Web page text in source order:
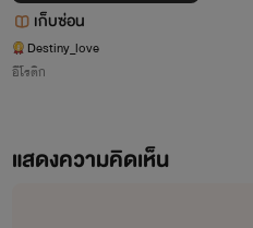
เก็บซ่อน
Destiny_love
อีโรติก
แสดงความคิดเห็น